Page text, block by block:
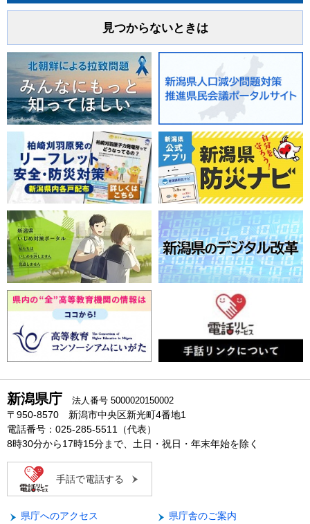
見つからないときは
新潟県庁 法人番号 5000020150002
〒950-8570 新潟市中央区新光町4番地1
電話番号：025-285-5511（代表）
8時30分から17時15分まで、土日・祝日・年末年始を除く
手話で電話する
県庁へのアクセス 県庁舎のご案内